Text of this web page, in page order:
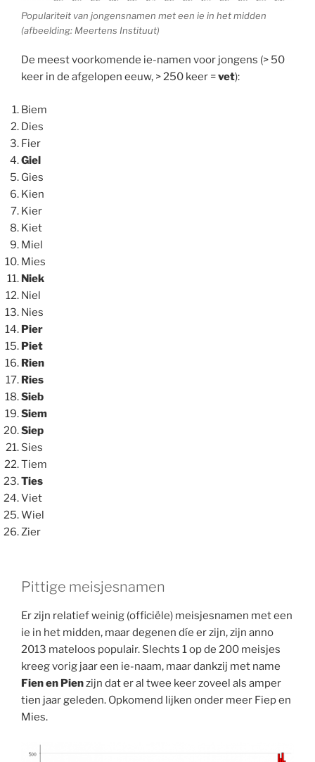
Populariteit van jongensnamen met een ie in het midden
(afbeelding: Meertens Instituut)
De meest voorkomende ie-namen voor jongens (> 50
keer in de afgelopen eeuw, > 250 keer =vet):
Biem
Dies
Fier
Giel
Gies
Kien
Kier
Kiet
Miel
Mies
Niek
Niel
Nies
Pier
Piet
Rien
Ries
Sieb
Siem
Siep
Sies
Tiem
Ties
Viet
Wiel
Zier
Pittige meisjesnamen
Er zijn relatief weinig (officiële) meisjesnamen met een
ie in het midden, maar degenen díe er zijn, zijn anno
2013 mateloos populair. Slechts 1 op de 200 meisjes
kreeg vorig jaar een ie-naam, maar dankzij met name
Fien en Pienzijn dat er al twee keer zoveel als amper
tien jaar geleden. Opkomend lijken onder meer Fiep en
Mies.